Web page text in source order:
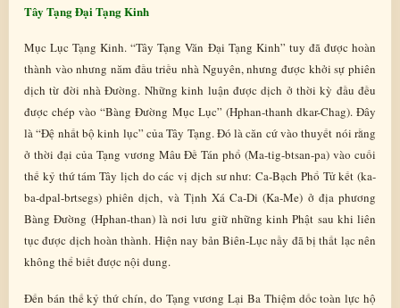
Tây Tạng Đại Tạng Kinh
Mục Lục Tạng Kinh. “Tây Tạng Văn Đại Tạng Kinh” tuy đã được hoàn
thành vào nhưng năm đầu triều nhà Nguyên, nhưng được khởi sự phiên
dịch từ đời nhà Đường. Những kinh luận được dịch ở thời kỳ đầu đều
được chép vào “Bàng Đường Mục Lục” (Hphan-thanh dkar-Chag). Đây
là “Đệ nhất bộ kinh lục” của Tây Tạng. Đó là căn cứ vào thuyết nói rằng
ở thời đại của Tạng vương Mâu Đề Tán phổ (Ma-tig-btsan-pa) vào cuối
thế kỷ thứ tám Tây lịch do các vị dịch sư như: Ca-Bạch Phổ Tử kết (ka-
ba-dpal-brtsegs) phiên dịch, và Tịnh Xá Ca-Di (Ka-Me) ở địa phương
Bàng Đường (Hphan-than) là nơi lưu giữ những kinh Phật sau khi liên
tục được dịch hoàn thành. Hiện nay bản Biên-Lục nầy đã bị thất lạc nên
không thể biết được nội dung.
Đến bán thế kỷ thứ chín, do Tạng vương Lại Ba Thiệm dốc toàn lực hộ